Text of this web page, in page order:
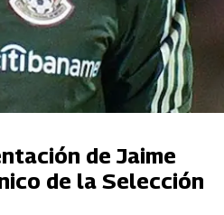
de Jaime
de la Selección